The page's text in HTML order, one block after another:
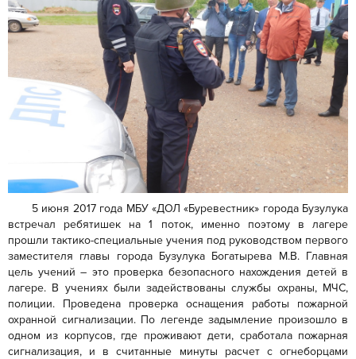
5 июня 2017 года МБУ «ДОЛ «Буревестник» города Бузулука
встречал ребятишек на 1 поток, именно поэтому в лагере
прошли тактико-специальные учения под руководством первого
заместителя главы города Бузулука Богатырева М.В. Главная
цель учений – это проверка безопасного нахождения детей в
лагере. В учениях были задействованы службы охраны, МЧС,
полиции. Проведена проверка оснащения работы пожарной
охранной сигнализации. По легенде задымление произошло в
одном из корпусов, где проживают дети, сработала пожарная
сигнализация, и в считанные минуты расчет с огнеборцами